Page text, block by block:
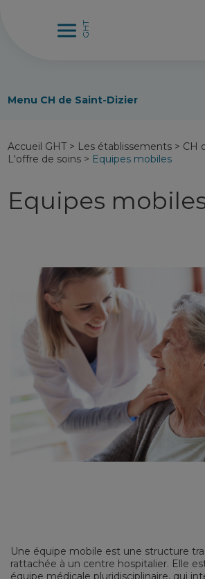
Menu CH de Saint-Dizier
Accueil GHT > Les établissements > CH
L'offre de soins > Equipes mobiles
Equipes
Une équipe mobile est une structure
rattachée à un centre hospitalier. Elle
équipe médicale pluridisciplinaire, qui